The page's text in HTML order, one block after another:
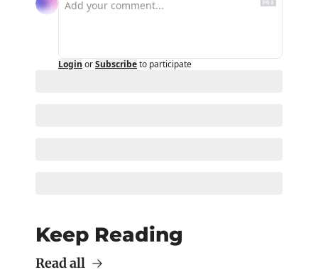
Login orSubscribeto participate
Keep Reading
Read all